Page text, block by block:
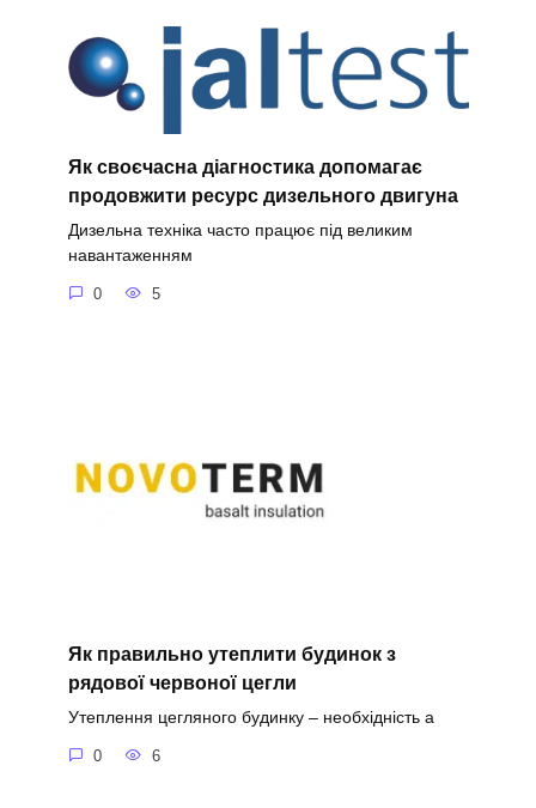
Як своєчасна діагностика допомагає
продовжити ресурс дизельного двигуна
Дизельна техніка часто працює під великим
навантаженням
0 5
Як правильно утеплити будинок з
рядової червоної цегли
Утеплення цегляного будинку – необхідність а
0 6